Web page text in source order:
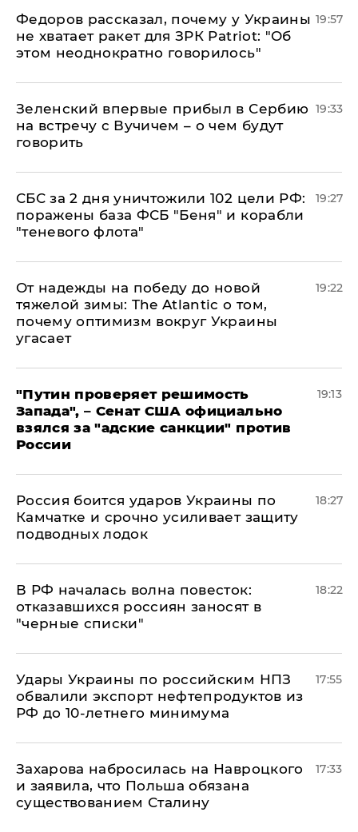
Федоров рассказал, почему у Украины
не хватает ракет для ЗРК Patriot: "Об
этом неоднократно говорилось"
19:57
Зеленский впервые прибыл в Сербию
на встречу с Вучичем – о чем будут
говорить
19:33
СБС за 2 дня уничтожили 102 цели РФ:
поражены база ФСБ "Беня" и корабли
"теневого флота"
19:27
От надежды на победу до новой
тяжелой зимы: The Atlantic о том,
почему оптимизм вокруг Украины
угасает
19:22
"Путин проверяет решимость
Запада", – Сенат США официально
взялся за "адские санкции" против
России
19:13
Россия боится ударов Украины по
Камчатке и срочно усиливает защиту
подводных лодок
18:27
​В РФ началась волна повесток:
отказавшихся россиян заносят в
"черные списки"
18:22
Удары Украины по российским НПЗ
обвалили экспорт нефтепродуктов из
РФ до 10-летнего минимума
17:55
​Захарова набросилась на Навроцкого
и заявила, что Польша обязана
существованием Сталину
17:33